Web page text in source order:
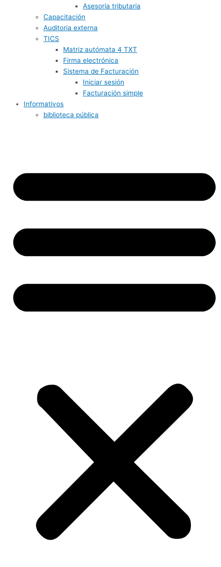
Asesoría tributaria
Capacitación
Auditoria externa
TICS
Matriz autómata 4 TXT
Firma electrónica
Sistema de Facturación
Iniciar sesión
Facturación simple
Informativos
biblioteca pública